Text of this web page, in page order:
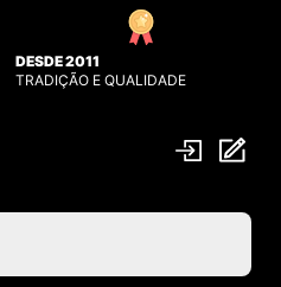
DESDE 2011
TRADIÇÃO E QUALIDADE